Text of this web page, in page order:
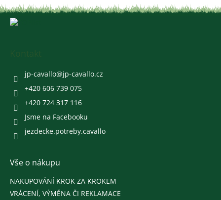
jp-cavallo@jp-cavallo.cz
+420 606 739 075
+420 724 317 116
Jsme na Facebooku
jezdecke.potreby.cavallo
Vše o nákupu
NAKUPOVÁNÍ KROK ZA KROKEM
VRÁCENÍ, VÝMĚNA ČI REKLAMACE